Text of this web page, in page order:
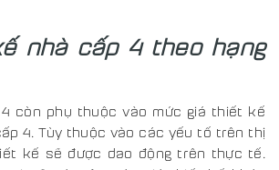
nhà cấp 4 theo hạng
còn phụ thuộc vào mức giá thiết kế
4. Tùy thuộc vào các yếu tố trên thị
kế sẽ được dao động trên thực tế.